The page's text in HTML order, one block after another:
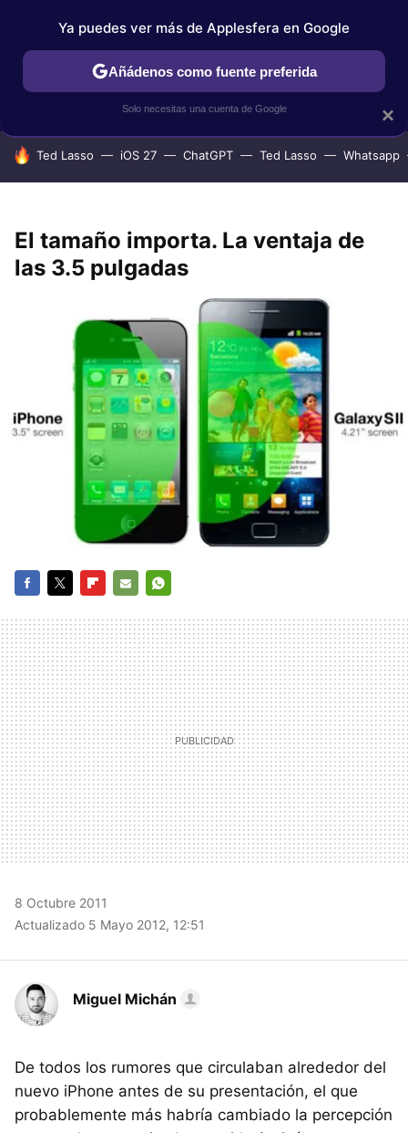
IPHONE TUTORIALES APPLESFERA SELECCIÓN
HOY SE HABLA DE
Ted Lasso iOS 27 ChatGPT Ted Lasso Whatsapp
El tamaño importa. La ventaja de
las 3.5 pulgadas
MAIL
8 Octubre 2011
Actualizado 5 Mayo 2012, 12:51
Miguel Michán
De todos los rumores que circulaban alrededor del
nuevo iPhone antes de su presentación, el que
probablemente más habría cambiado la percepción
×
Ya puedes ver más de Applesfera en Google
Añádenos como fuente preferida
Solo necesitas una cuenta de Google